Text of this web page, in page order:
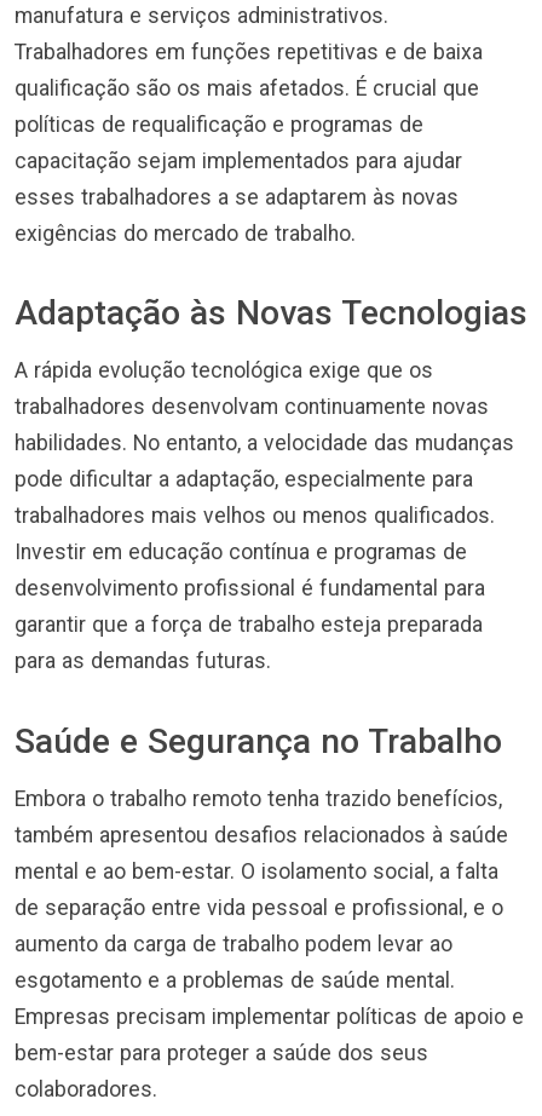
manufatura e serviços administrativos.
Trabalhadores em funções repetitivas e de baixa
qualificação são os mais afetados. É crucial que
políticas de requalificação e programas de
capacitação sejam implementados para ajudar
esses trabalhadores a se adaptarem às novas
exigências do mercado de trabalho.
Adaptação às Novas Tecnologias
A rápida evolução tecnológica exige que os
trabalhadores desenvolvam continuamente novas
habilidades. No entanto, a velocidade das mudanças
pode dificultar a adaptação, especialmente para
trabalhadores mais velhos ou menos qualificados.
Investir em educação contínua e programas de
desenvolvimento profissional é fundamental para
garantir que a força de trabalho esteja preparada
para as demandas futuras.
Saúde e Segurança no Trabalho
Embora o trabalho remoto tenha trazido benefícios,
também apresentou desafios relacionados à saúde
mental e ao bem-estar. O isolamento social, a falta
de separação entre vida pessoal e profissional, e o
aumento da carga de trabalho podem levar ao
esgotamento e a problemas de saúde mental.
Empresas precisam implementar políticas de apoio e
bem-estar para proteger a saúde dos seus
colaboradores.